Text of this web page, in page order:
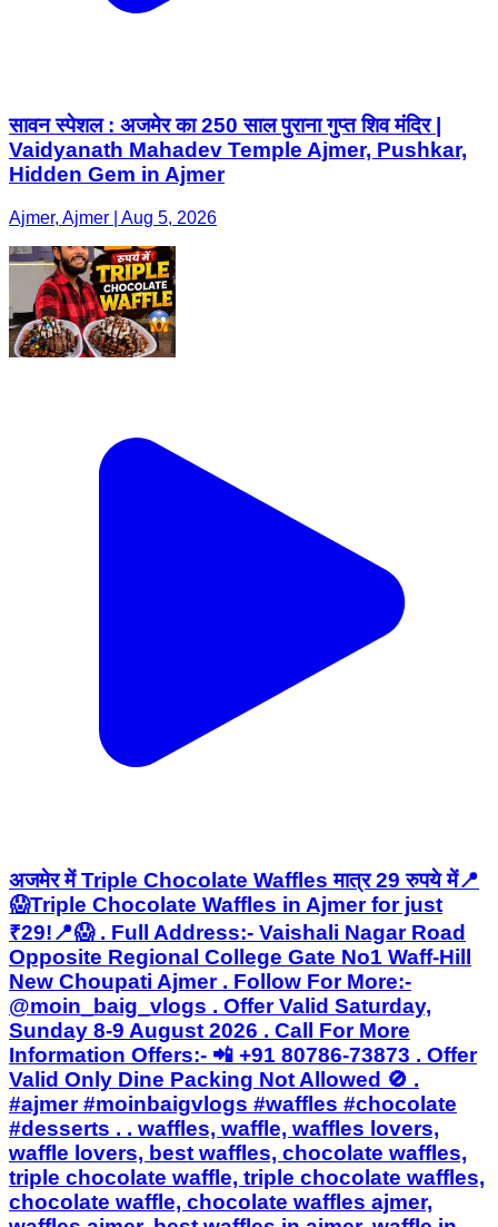
सावन स्पेशल : अजमेर का 250 साल पुराना गुप्त शिव मंदिर |
Vaidyanath Mahadev Temple Ajmer, Pushkar,
Hidden Gem in Ajmer
Ajmer, Ajmer | Aug 5, 2026
अजमेर में Triple Chocolate Waffles मात्र 29 रुपये में📍
😱Triple Chocolate Waffles in Ajmer for just
₹29!📍😱 . Full Address:- Vaishali Nagar Road
Opposite Regional College Gate No1 Waff-Hill
New Choupati Ajmer . Follow For More:-
@moin_baig_vlogs . Offer Valid Saturday,
Sunday 8-9 August 2026 . Call For More
Information Offers:- 📲 +91 80786-73873 . Offer
Valid Only Dine Packing Not Allowed 🚫 .
#ajmer #moinbaigvlogs #waffles #chocolate
#desserts . . waffles, waffle, waffles lovers,
waffle lovers, best waffles, chocolate waffles,
triple chocolate waffle, triple chocolate waffles,
chocolate waffle, chocolate waffles ajmer,